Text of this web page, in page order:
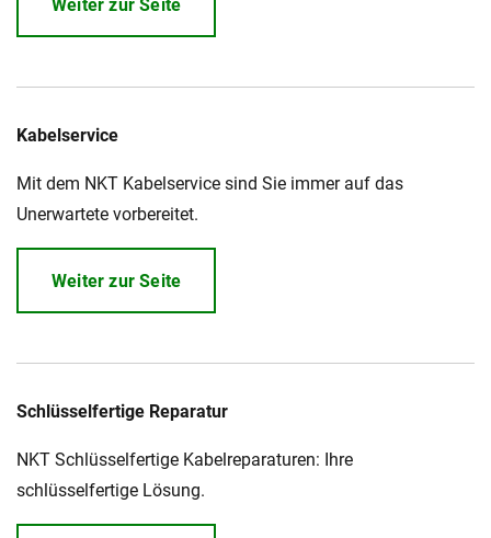
Weiter zur Seite
Kabelservice
Mit dem NKT Kabelservice sind Sie immer auf das
Unerwartete vorbereitet.
Weiter zur Seite
Schlüsselfertige Reparatur
NKT Schlüsselfertige Kabelreparaturen: Ihre
schlüsselfertige Lösung.